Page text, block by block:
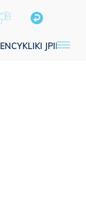
ENCYKLIKI JPII